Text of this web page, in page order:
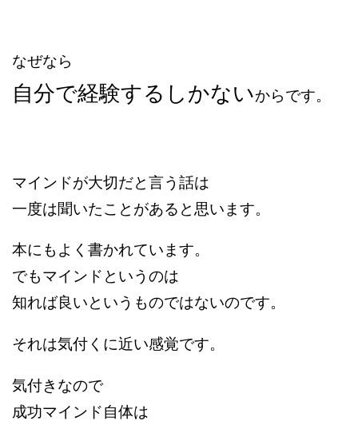
なぜなら
自分で経験するしかないからです。
マインドが大切だと言う話は
一度は聞いたことがあると思います。
本にもよく書かれています。
でもマインドというのは
知れば良いというものではないのです。
それは気付くに近い感覚です。
気付きなので
成功マインド自体は